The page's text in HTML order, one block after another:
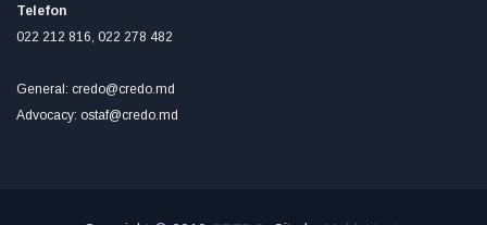
Telefon
022 212 816, 022 278 482
General: credo@credo.md
Advocacy: ostaf@credo.md